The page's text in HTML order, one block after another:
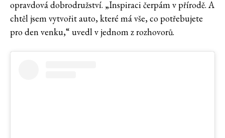
opravdová dobrodružství. „Inspiraci čerpám v přírodě. A
chtěl jsem vytvořit auto, které má vše, co potřebujete
pro den venku,“ uvedl v jednom z rozhovorů.